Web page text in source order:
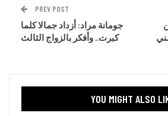
PREV POST
جومانة مراد: أزداد جمالا كلما
كبرت.. وأفكر بالزواج الثالث
YOU MIGHT ALSO